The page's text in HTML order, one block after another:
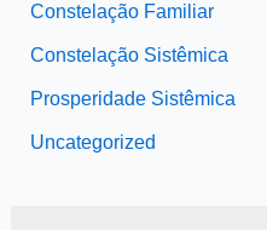
Constelação Familiar
Constelação Sistêmica
Prosperidade Sistêmica
Uncategorized